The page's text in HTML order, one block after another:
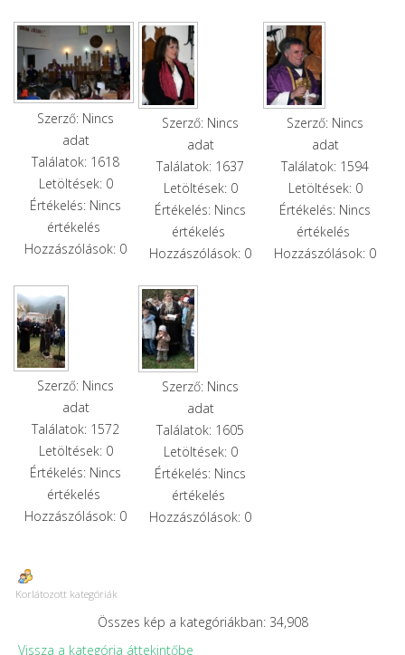
Szerző: Nincs
adat
Találatok: 1618
Letöltések: 0
Értékelés: Nincs
értékelés
Hozzászólások: 0
Szerző: Nincs
adat
Találatok: 1637
Letöltések: 0
Értékelés: Nincs
értékelés
Hozzászólások: 0
Szerző: Nincs
adat
Találatok: 1594
Letöltések: 0
Értékelés: Nincs
értékelés
Hozzászólások: 0
Szerző: Nincs
adat
Találatok: 1572
Letöltések: 0
Értékelés: Nincs
értékelés
Hozzászólások: 0
Szerző: Nincs
adat
Találatok: 1605
Letöltések: 0
Értékelés: Nincs
értékelés
Hozzászólások: 0
Korlátozott kategóriák
Összes kép a kategóriákban: 34,908
Vissza a kategória áttekintőbe